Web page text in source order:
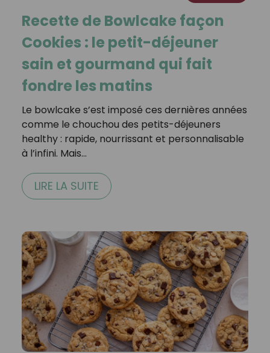
Recette de Bowlcake façon
Cookies : le petit-déjeuner
sain et gourmand qui fait
fondre les matins
Le bowlcake s’est imposé ces dernières années
comme le chouchou des petits-déjeuners
healthy : rapide, nourrissant et personnalisable
à l’infini. Mais…
LIRE LA SUITE